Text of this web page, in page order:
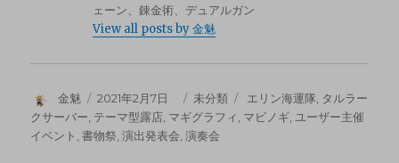
ェーン、錬金術、デュアルガン
View all posts by 金魅
金魅 2021年2月7日 未分類 エリン海運隊 タルラー
クサーバー テーマ型露店 マギグラフィ マビノギ ユーザー主催
イベント ,書物祭 ,演出発表会 ,演奏会